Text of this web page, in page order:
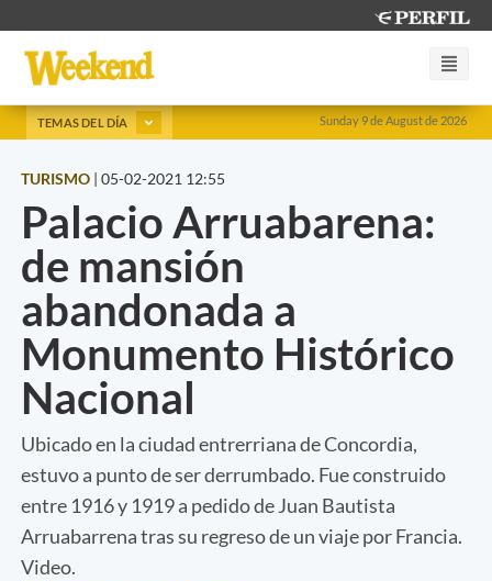
Sunday 9 de August de 2026
TEMAS DEL DÍA
TURISMO | 05-02-2021 12:55
Palacio Arruabarena:
de mansión
abandonada a
Monumento Histórico
Nacional
Ubicado en la ciudad entrerriana de Concordia,
estuvo a punto de ser derrumbado. Fue construido
entre 1916 y 1919 a pedido de Juan Bautista
Arruabarrena tras su regreso de un viaje por Francia.
Video.